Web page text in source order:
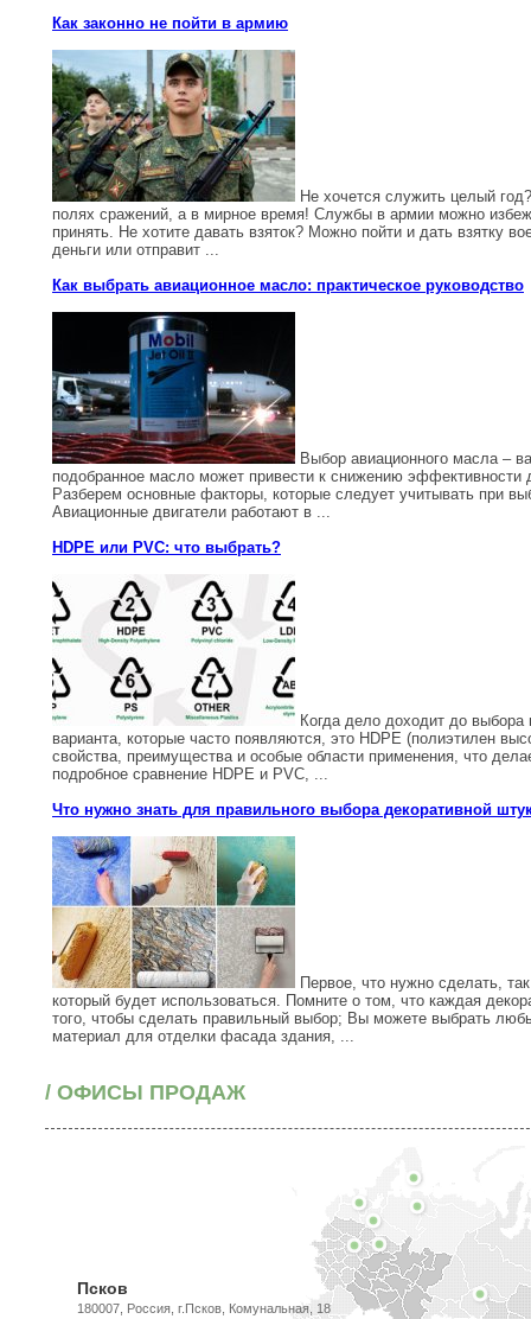
Как законно не пойти в армию
Не хочется служить целый
полях сражений, а в мирное время! Службы в армии можно
принять. Не хотите давать взяток? Можно пойти и дать взятку
деньги или отправит ...
Как выбрать авиационное масло: практическое руководство
Выбор авиационного масла –
подобранное масло может привести к снижению эффективности
Разберем основные факторы, которые следует учитывать при
Авиационные двигатели работают в ...
HDPE или PVC: что выбрать?
Когда дело доходит до
варианта, которые часто появляются, это HDPE (полиэтилен
свойства, преимущества и особые области применения, что
подробное сравнение HDPE и PVC, ...
Что нужно знать для правильного выбора декоративной
Первое, что нужно сделать,
который будет использоваться. Помните о том, что каждая
того, чтобы сделать правильный выбор; Вы можете выбрать
материал для отделки фасада здания, ...
/ ОФИСЫ ПРОДАЖ
Псков
180007, Россия, г.Псков, Комунальная, 18